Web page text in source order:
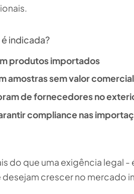
indicada?
produtos importados
amostras sem valor comercial
de fornecedores no
compliance nas
do que uma exigência legal
crescer no